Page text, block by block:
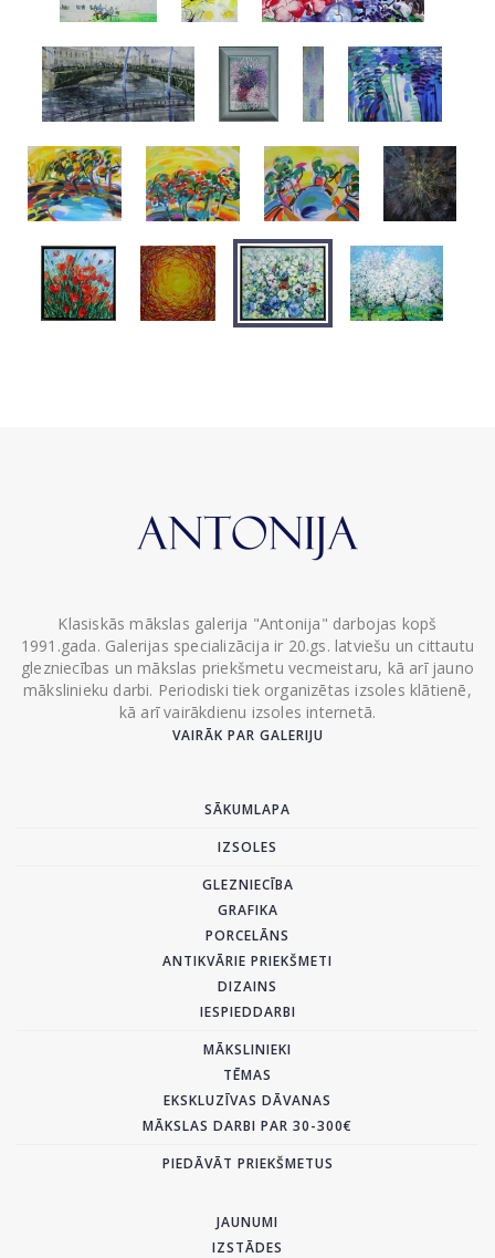
Klasiskās mākslas galerija "Antonija" darbojas kopš
1991.gada. Galerijas specializācija ir 20.gs. latviešu un cittautu
glezniecības un mākslas priekšmetu vecmeistaru, kā arī jauno
mākslinieku darbi. Periodiski tiek organizētas izsoles klātienē,
kā arī vairākdienu izsoles internetā.
VAIRĀK PAR GALERIJU
SĀKUMLAPA
IZSOLES
GLEZNIECĪBA
GRAFIKA
PORCELĀNS
ANTIKVĀRIE PRIEKŠMETI
DIZAINS
IESPIEDDARBI
MĀKSLINIEKI
TĒMAS
EKSKLUZĪVAS DĀVANAS
MĀKSLAS DARBI PAR 30-300€
PIEDĀVĀT PRIEKŠMETUS
JAUNUMI
IZSTĀDES